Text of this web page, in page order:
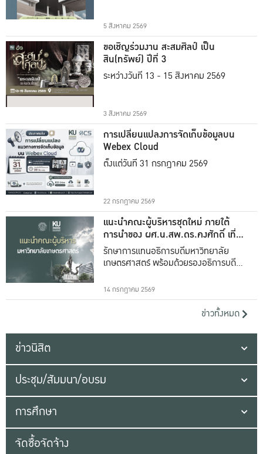
5 สิงหาคม 2569
ขอเชิญร่วมงาน สะสมศิลป์ เป็น
สิน(ทรัพย์) ปีที่ 3
ระหว่างวันที่ 13 - 15 สิงหาคม 2569
3 สิงหาคม 2569
การเปลี่ยนแปลงการจัดเก็บข้อมูลบน
Webex Cloud
ตั้งแต่วันที่ 31 กรกฎาคม 2569
22 กรกฎาคม 2569
แนะนำคณะผู้บริหารชุดใหม่ ภายใต้
การนำของ ผศ.น.สพ.ดร.คงศักดิ์ เที่ยง
ธรรม
รักษาการแทนอธิการบดีมหาวิทยาลัย
เกษตรศาสตร์ พร้อมด้วยรองอธิการบดีทั้ง
14 กรกฎาคม 2569
ข่าวทั้งหมด
ข่าวนิสิต
ประชุม/สัมมนา/อบรม
การศึกษา
จัดซื้อจัดจ้าง